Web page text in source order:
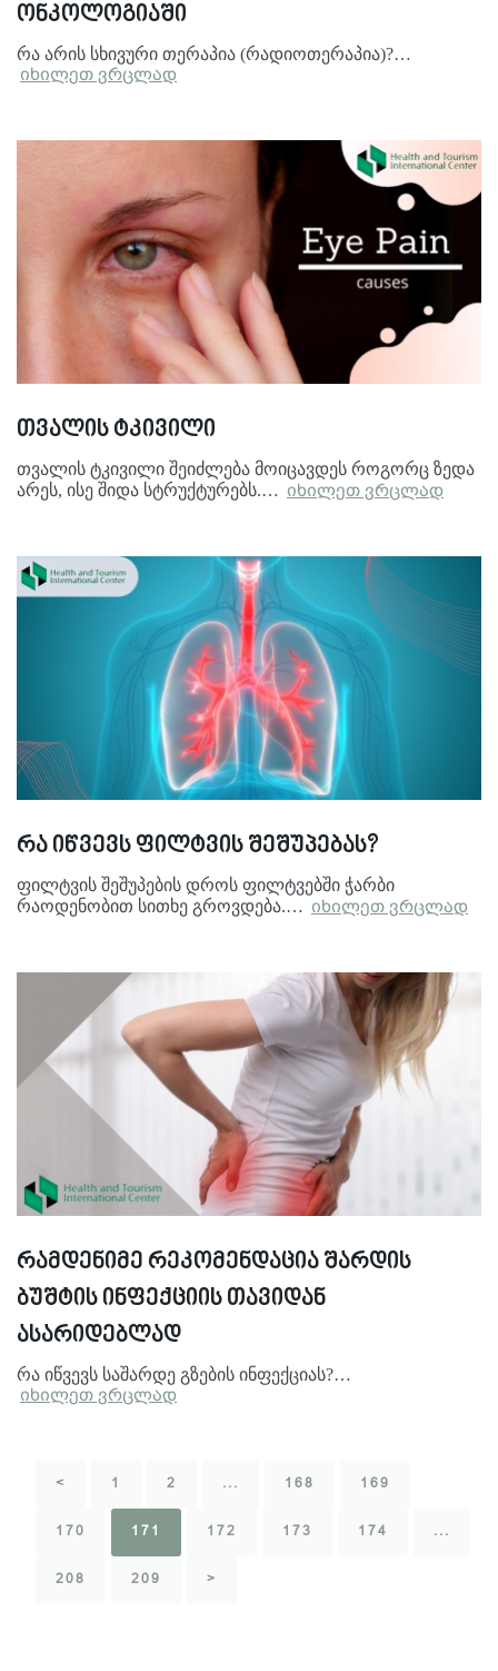
ონკოლოგიაში
რა არის სხივური თერაპია (რადიოთერაპია)?…
იხილეთ ვრცლად
თვალის ტკივილი
თვალის ტკივილი შეიძლება მოიცავდეს როგორც ზედა
არეს, ისე შიდა სტრუქტურებს.… იხილეთ ვრცლად
რა იწვევს ფილტვის შეშუპებას?
ფილტვის შეშუპების დროს ფილტვებში ჭარბი
რაოდენობით სითხე გროვდება.… იხილეთ ვრცლად
რამდენიმე რეკომენდაცია შარდის
ბუშტის ინფექციის თავიდან
ასარიდებლად
რა იწვევს საშარდე გზების ინფექციას?…
იხილეთ ვრცლად
< 1 2 ... 168 169
170 171 172 173 174 ...
208 209 >